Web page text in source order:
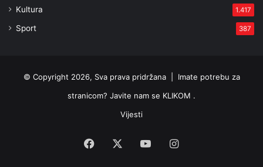
Kultura 1.417
Sport 387
© Copyright 2026, Sva prava pridržana | Imate potrebu za
stranicom? Javite nam se KLIKOM .
Vijesti
Facebook YouTubeInstagram